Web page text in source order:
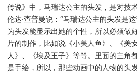
传说》中，马瑞达公主的头发，是对技
伦达·查普曼说：“马瑞达公主的头发是
为头发能显示出她的个性，所以必须做
片的制作，比如说《小美人鱼》、《美
人》、《埃及王子》等等。里面的主角
是手绘，所以，那些动画中的人物的头